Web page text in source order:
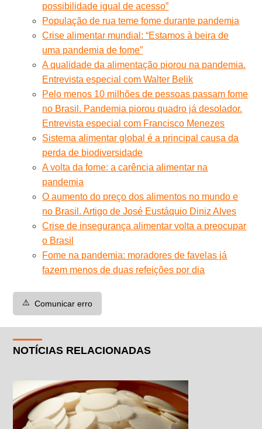
possibilidade igual de acesso”
População de rua teme fome durante pandemia
Crise alimentar mundial: “Estamos à beira de
uma pandemia de fome”
A qualidade da alimentação piorou na pandemia.
Entrevista especial com Walter Belik
Pelo menos 10 milhões de pessoas passam fome
no Brasil. Pandemia piorou quadro já desolador.
Entrevista especial com Francisco Menezes
Sistema alimentar global é a principal causa da
perda de biodiversidade
A volta da fome: a carência alimentar na
pandemia
O aumento do preço dos alimentos no mundo e
no Brasil. Artigo de José Eustáquio Diniz Alves
Crise de insegurança alimentar volta a preocupar
o Brasil
Fome na pandemia: moradores de favelas já
fazem menos de duas refeições por dia
⚠️ Comunicar erro
NOTÍCIAS RELACIONADAS